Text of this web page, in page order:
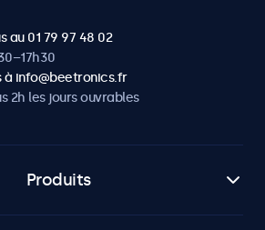
au 01 79 97 48 02
à info@beetronics.fr
2h les jours ouvrables
Produits